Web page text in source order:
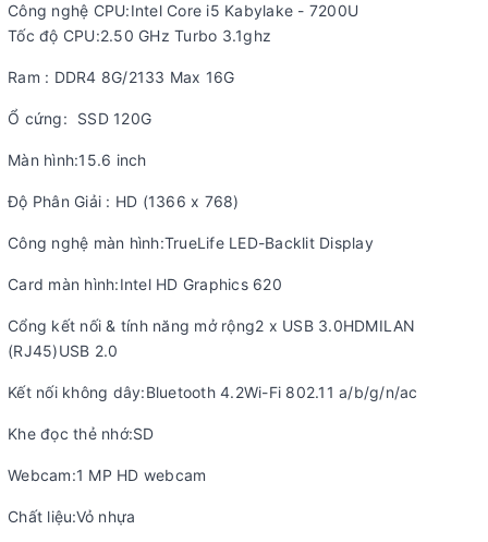
Công nghệ CPU:Intel Core i5 Kabylake - 7200U
Tốc độ CPU:2.50 GHz Turbo 3.1ghz
Ram : DDR4 8G/2133 Max 16G
Ổ cứng: SSD 120G
Màn hình:15.6 inch
Độ Phân Giải : HD (1366 x 768)
Công nghệ màn hình:TrueLife LED-Backlit Display
Card màn hình:Intel HD Graphics 620
Cổng kết nối & tính năng mở rộng2 x USB 3.0HDMILAN
(RJ45)USB 2.0
Kết nối không dây:Bluetooth 4.2Wi-Fi 802.11 a/b/g/n/ac
Khe đọc thẻ nhớ:SD
Webcam:1 MP HD webcam
Chất liệu:Vỏ nhựa